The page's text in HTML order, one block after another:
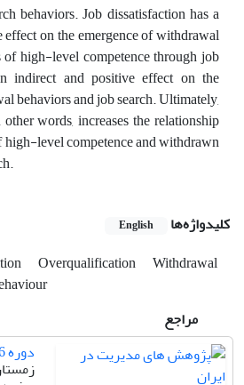
behaviors. Job dissatisfaction has a
on the emergence of withdrawal
of high-level competence through job
indirect and positive effect on the
behaviors and job search. Ultimately,
words, increases the relationship
high-level competence and withdrawn
کلیدواژه‌ها English
Overqualification
Withdrawal
مراجع
دوره 26، شماره 4
زمستان